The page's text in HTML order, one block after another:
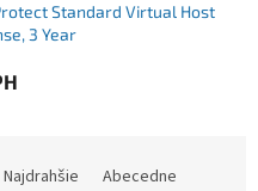
Standard Virtual Host
3 Year
Najdrahšie Abecedne